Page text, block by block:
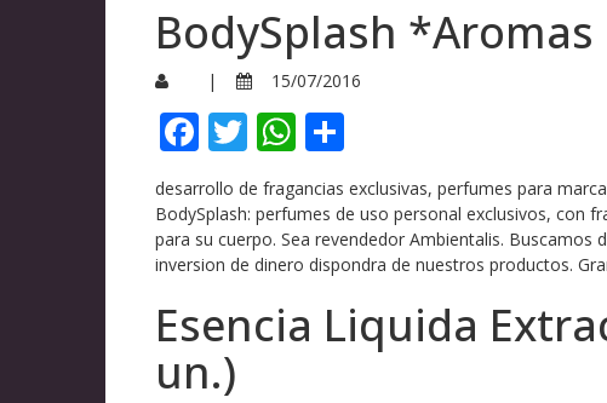
BodySplash
| 15/07/2016
Facebook
TwitterWhatsApp
desarrollo de fragancias exclusivas, perfumes para
BodySplash: perfumes de uso personal exclusivos, con
para su cuerpo. Sea revendedor Ambientalis.
inversion de dinero dispondra de nuestros productos.
Esencia Liquida
un.)